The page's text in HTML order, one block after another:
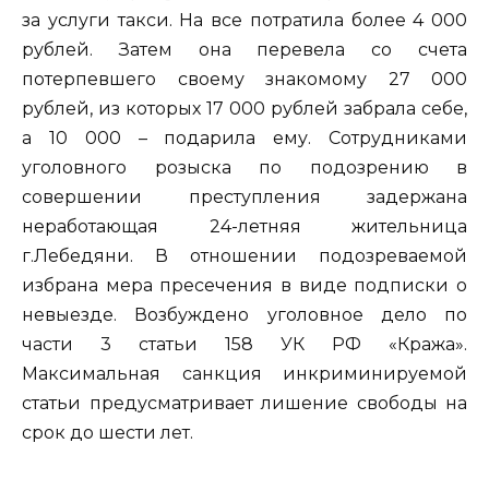
за услуги такси. На все потратила более 4 000
рублей. Затем она перевела со счета
потерпевшего своему знакомому 27 000
рублей, из которых 17 000 рублей забрала себе,
а 10 000 – подарила ему. Сотрудниками
уголовного розыска по подозрению в
совершении преступления задержана
неработающая 24-летняя жительница
г.Лебедяни. В отношении подозреваемой
избрана мера пресечения в виде подписки о
невыезде. Возбуждено уголовное дело по
части 3 статьи 158 УК РФ «Кража».
Максимальная санкция инкриминируемой
статьи предусматривает лишение свободы на
срок до шести лет.